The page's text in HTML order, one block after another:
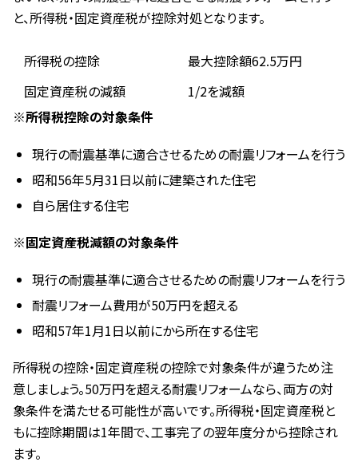
と、所得税・固定資産税が控除対処となります。
所得税の控除
最大控除額62.5万円
固定資産税の減額
1/2を減額
※所得税控除の対象条件
現行の耐震基準に適合させるための耐震リフォームを行う
昭和56年5月31日以前に建築された住宅
自ら居住する住宅
※固定資産税減額の対象条件
現行の耐震基準に適合させるための耐震リフォームを行う
耐震リフォーム費用が50万円を超える
昭和57年1月1日以前にから所在する住宅
所得税の控除・固定資産税の控除で対象条件が違うため注
意しましょう。50万円を超える耐震リフォームなら、両方の対
象条件を満たせる可能性が高いです。所得税・固定資産税と
もに控除期間は1年間で、工事完了の翌年度分から控除され
ます。